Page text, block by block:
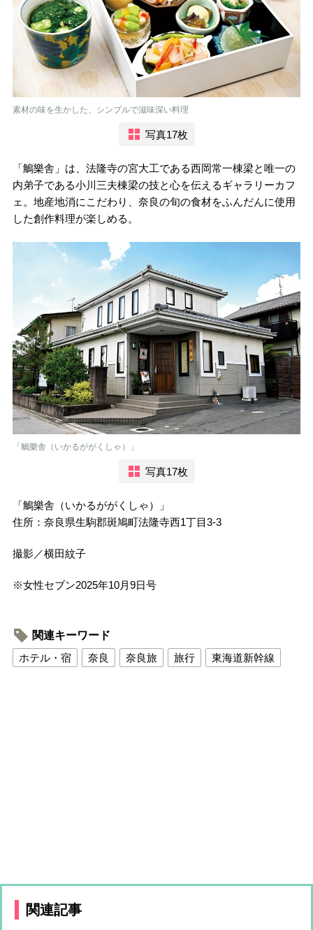
素材の味を生かした、シンプルで滋味深い料理
写真17枚
「鵤樂舎」は、法隆寺の宮大工である西岡常一棟梁と唯一の
内弟子である小川三夫棟梁の技と心を伝えるギャラリーカフ
ェ。地産地消にこだわり、奈良の旬の食材をふんだんに使用
した創作料理が楽しめる。
「鵤樂舎（いかるががくしゃ）」
写真17枚
「鵤樂舎（いかるががくしゃ）」
住所：奈良県生駒郡斑鳩町法隆寺西1丁目3-3
撮影／横田紋子
※女性セブン2025年10月9日号
関連キーワード
ホテル・宿
奈良 奈良旅 旅行 東海道新幹線
関連記事